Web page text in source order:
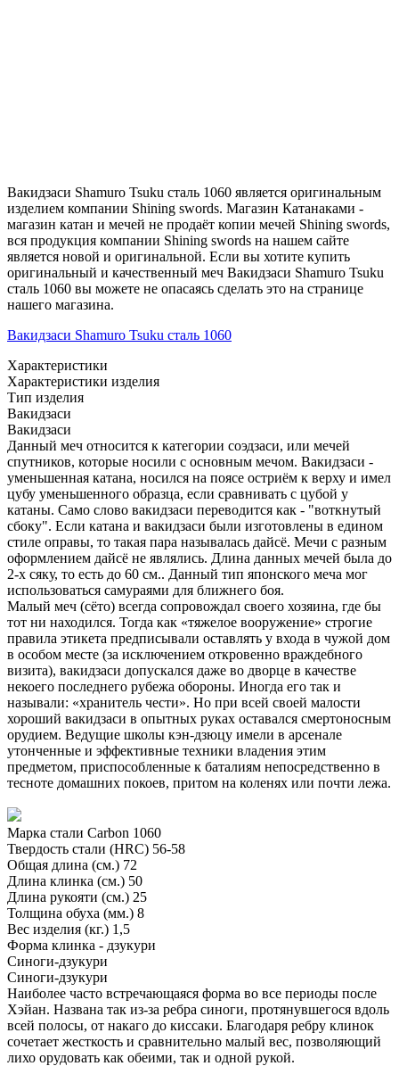
Вакидзаси Shamuro Tsuku сталь 1060 является оригинальным
изделием компании Shining swords. Магазин Катанаками -
магазин катан и мечей не продаёт копии мечей Shining swords,
вся продукция компании Shining swords на нашем сайте
является новой и оригинальной. Если вы хотите купить
оригинальный и качественный меч Вакидзаси Shamuro Tsuku
сталь 1060 вы можете не опасаясь сделать это на странице
нашего магазина.
Вакидзаси Shamuro Tsuku сталь 1060
Характеристики
Характеристики изделия
Тип изделия
Вакидзаси
Вакидзаси
Данный меч относится к категории соэдзаси, или мечей
спутников, которые носили с основным мечом. Вакидзаси -
уменьшенная катана, носился на поясе остриём к верху и имел
цубу уменьшенного образца, если сравнивать с цубой у
катаны. Само слово вакидзаси переводится как - "воткнутый
сбоку". Если катана и вакидзаси были изготовлены в едином
стиле оправы, то такая пара называлась дайсё. Мечи с разным
оформлением дайсё не являлись. Длина данных мечей была до
2-х сяку, то есть до 60 см.. Данный тип японского меча мог
использоваться самураями для ближнего боя.
Малый меч (сёто) всегда сопровождал своего хозяина, где бы
тот ни находился. Тогда как «тяжелое вооружение» строгие
правила этикета предписывали оставлять у входа в чужой дом
в особом месте (за исключением откровенно враждебного
визита), вакидзаси допускался даже во дворце в качестве
некоего последнего рубежа обороны. Иногда его так и
называли: «хранитель чести». Но при всей своей малости
хороший вакидзаси в опытных руках оставался смертоносным
орудием. Ведущие школы кэн-дзюцу имели в арсенале
утонченные и эффективные техники владения этим
предметом, приспособленные к баталиям непосредственно в
тесноте домашних покоев, притом на коленях или почти лежа.
Марка стали Carbon 1060
Твердость стали (HRC) 56-58
Общая длина (см.) 72
Длина клинка (см.) 50
Длина рукояти (см.) 25
Толщина обуха (мм.) 8
Вес изделия (кг.) 1,5
Форма клинка - дзукури
Синоги-дзукури
Синоги-дзукури
Наиболее часто встречающаяся форма во все периоды после
Хэйан. Названа так из-за ребра синоги, протянувшегося вдоль
всей полосы, от накаго до киссаки. Благодаря ребру клинок
сочетает жесткость и сравнительно малый вес, позволяющий
лихо орудовать как обеими, так и одной рукой.